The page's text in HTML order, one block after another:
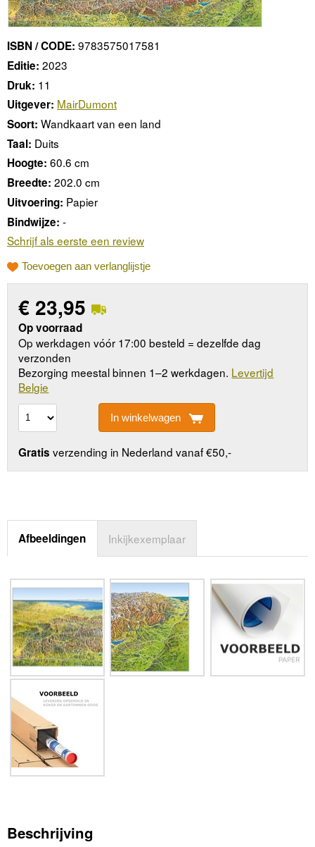
ISBN / CODE: 9783575017581
Editie: 2023
Druk: 11
Uitgever: MairDumont
Soort: Wandkaart van een land
Taal: Duits
Hoogte: 60.6 cm
Breedte: 202.0 cm
Uitvoering: Papier
Bindwijze: -
Schrijf als eerste een review
Toevoegen aan verlanglijstje
€ 23,95
Op voorraad
Op werkdagen vóór 17:00 besteld = dezelfde dag
verzonden
Bezorging meestal binnen 1–2 werkdagen. Levertijd
Belgie
In winkelwagen
Gratis verzending in Nederland vanaf €50,-
Afbeeldingen Inkijkexemplaar
Beschrijving